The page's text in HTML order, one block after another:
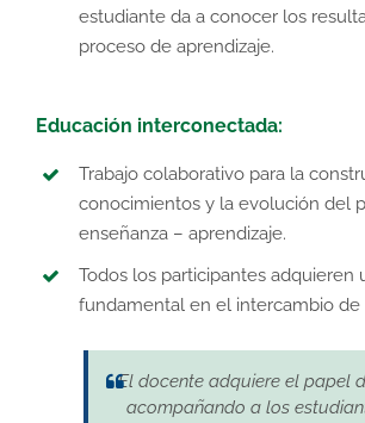
estudiante da a conocer los
proceso de aprendizaje.
Educación interconectada:
Trabajo colaborativo para la
conocimientos y la evolución del
enseñanza – aprendizaje.
Todos los participantes adquieren
fundamental en el intercambio de
El docente adquiere el papel
acompañando a los